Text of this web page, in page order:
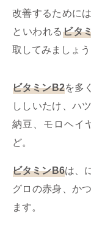
改善するためには
といわれるビタ
取してみましょう
ビタミンB2を多
ししいたけ、ハ
納豆、モロヘイ
ど。
ビタミンB6は、
グロの赤身、か
ます。